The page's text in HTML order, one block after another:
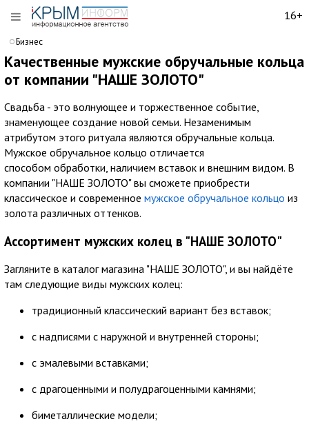
16+
Бизнес
Качественные мужские обручальные кольца
от компании "НАШЕ ЗОЛОТО"
Свадьба - это волнующее и торжественное событие,
знаменующее создание новой семьи. Незаменимым
атрибутом этого ритуала являются обручальные кольца.
Мужское обручальное кольцо отличается
способом обработки, наличием вставок и внешним видом. В
компании "НАШЕ ЗОЛОТО" вы сможете приобрести
классическое и современное мужское обручальное кольцо из
золота различных оттенков.
Ассортимент мужских колец в "НАШЕ ЗОЛОТО"
Загляните в каталог магазина "НАШЕ ЗОЛОТО", и вы найдёте
там следующие виды мужских колец:
традиционный классический вариант без вставок;
с надписями с наружной и внутренней стороны;
с эмалевыми вставками;
с драгоценными и полудрагоценными камнями;
биметаллические модели;